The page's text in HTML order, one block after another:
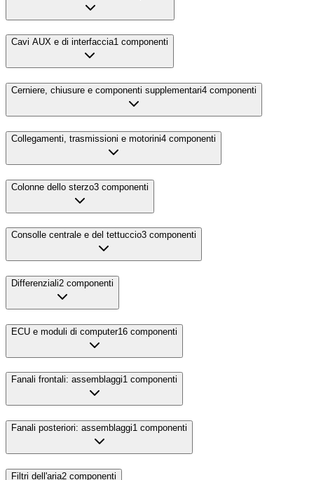
Cavi AUX e di interfaccia1 componenti
Cerniere, chiusure e componenti supplementari4 componenti
Collegamenti, trasmissioni e motorini4 componenti
Colonne dello sterzo3 componenti
Consolle centrale e del tettuccio3 componenti
Differenziali2 componenti
ECU e moduli di computer16 componenti
Fanali frontali: assemblaggi1 componenti
Fanali posteriori: assemblaggi1 componenti
Filtri dell'aria2 componenti